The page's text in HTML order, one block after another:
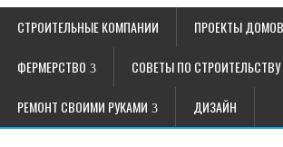
СТРОИТЕЛЬНЫЕ КОМПАНИИ ПРОЕКТЫ
ФЕРМЕРСТВО СОВЕТЫ ПО СТРОИТЕЛЬСТВУ
РЕМОНТ СВОИМИ РУКАМИ ДИЗАЙН